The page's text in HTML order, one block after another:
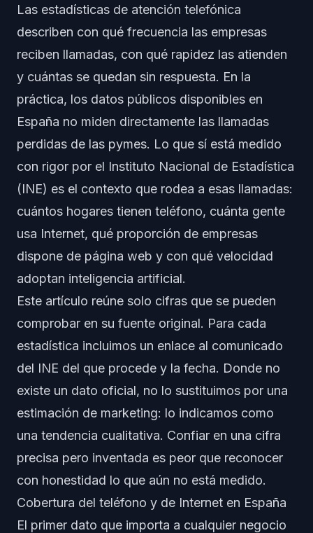
Las estadísticas de atención telefónica
describen con qué frecuencia las empresas
reciben llamadas, con qué rapidez las atienden
y cuántas se quedan sin respuesta. En la
práctica, los datos públicos disponibles en
España no miden directamente las llamadas
perdidas de las pymes. Lo que sí está medido
con rigor por el Instituto Nacional de Estadística
(INE) es el contexto que rodea a esas llamadas:
cuántos hogares tienen teléfono, cuánta gente
usa Internet, qué proporción de empresas
dispone de página web y con qué velocidad
adoptan inteligencia artificial.
Este artículo reúne solo cifras que se pueden
comprobar en su fuente original. Para cada
estadística incluimos un enlace al comunicado
del INE del que procede y la fecha. Donde no
existe un dato oficial, no lo sustituimos por una
estimación de marketing: lo indicamos como
una tendencia cualitativa. Confiar en una cifra
precisa pero inventada es peor que reconocer
con honestidad lo que aún no está medido.
Cobertura del teléfono y de Internet en España
El primer dato que importa a cualquier negocio